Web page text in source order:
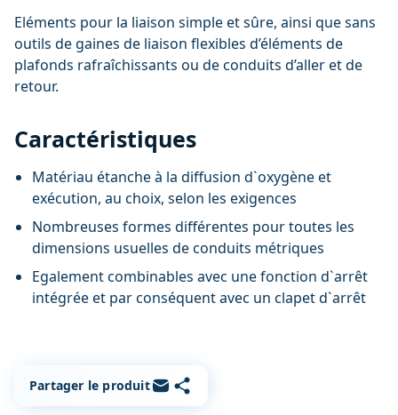
Eléments pour la liaison simple et sûre, ainsi que sans
outils de gaines de liaison flexibles d’éléments de
plafonds rafraîchissants ou de conduits d’aller et de
retour.
Caractéristiques
Matériau étanche à la diffusion d`oxygène et
exécution, au choix, selon les exigences
Nombreuses formes différentes pour toutes les
dimensions usuelles de conduits métriques
Egalement combinables avec une fonction d`arrêt
intégrée et par conséquent avec un clapet d`arrêt
Partager le produitPartager par e-mail
Copier le lien